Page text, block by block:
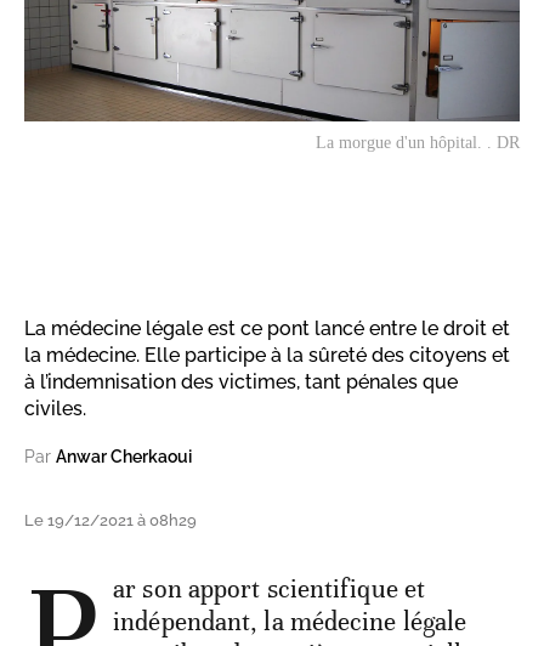
La morgue d'un hôpital. . DR
La médecine légale est ce pont lancé entre le droit et
la médecine. Elle participe à la sûreté des citoyens et
à l’indemnisation des victimes, tant pénales que
civiles.
Par Anwar Cherkaoui
Le 19/12/2021 à 08h29
ar son apport scientifique et
indépendant, la médecine légale